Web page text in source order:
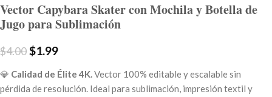
Vector Capybara Skater con Mochila y Botella de
Jugo para Sublimación
$4.00$1.99
💎 Calidad de Élite 4K.Vector 100% editable y escalable sin
pérdida de resolución. Ideal para sublimación, impresión textil y